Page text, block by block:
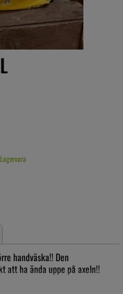
handväska!! Den
att ha ända uppe på axeln!!